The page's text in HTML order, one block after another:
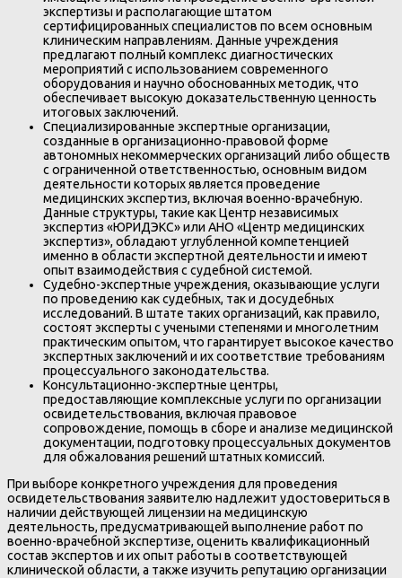
экспертизы и располагающие штатом
сертифицированных специалистов по всем основным
клиническим направлениям. Данные учреждения
предлагают полный комплекс диагностических
мероприятий с использованием современного
оборудования и научно обоснованных методик, что
обеспечивает высокую доказательственную ценность
итоговых заключений.
Специализированные экспертные организации,
созданные в организационно-правовой форме
автономных некоммерческих организаций либо обществ
с ограниченной ответственностью, основным видом
деятельности которых является проведение
медицинских экспертиз, включая военно-врачебную.
Данные структуры, такие как Центр независимых
экспертиз «ЮРИДЭКС» или АНО «Центр медицинских
экспертиз», обладают углубленной компетенцией
именно в области экспертной деятельности и имеют
опыт взаимодействия с судебной системой.
Судебно-экспертные учреждения, оказывающие услуги
по проведению как судебных, так и досудебных
исследований. В штате таких организаций, как правило,
состоят эксперты с учеными степенями и многолетним
практическим опытом, что гарантирует высокое качество
экспертных заключений и их соответствие требованиям
процессуального законодательства.
Консультационно-экспертные центры,
предоставляющие комплексные услуги по организации
освидетельствования, включая правовое
сопровождение, помощь в сборе и анализе медицинской
документации, подготовку процессуальных документов
для обжалования решений штатных комиссий.
При выборе конкретного учреждения для проведения
освидетельствования заявителю надлежит удостовериться в
наличии действующей лицензии на медицинскую
деятельность, предусматривающей выполнение работ по
военно-врачебной экспертизе, оценить квалификационный
состав экспертов и их опыт работы в соответствующей
клинической области, а также изучить репутацию организации